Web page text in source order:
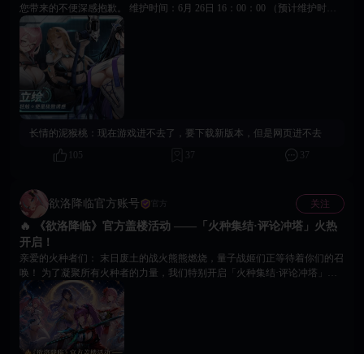
您带来的不便深感抱歉。 维护时间：6月 26日 16：00：00 （预计维护时长4
小时，恢复时间将根据实际进度动态调整） 更新内容如下： 1.修复优化部分
玩家在游戏更新后卡在CG动画界面的问题，提升加载流畅度； 2.优化获取
游戏更新资源后闪退的问题，减少异常崩溃； 3.修复关卡界面战斗数据显示
异常的问题，确保数据准确展示； 4.修复部分玩家反馈的宠物消失问题，宠
物将正常显示与互动； 5.优化部分战斗玩法中0伤害和掉落奖励异常的问
题，提升战斗体验； 6.优化邮件内容字数过多时显示超框的问题，阅读体验
更舒适； 7.修复新玩家登录时游戏场景空白的问题，确保正常进入游戏； 8.
关注社群，游戏后续咨询快人一步： 玩家交流4群：1059083108 玩家交流5
群：1059086898 玩家交流6群：1056098479 Telegram：https://t.me/eroeragame
长情的泥猴桃： 现在游戏进不去了，要下载新版本，但是网页进不去
105
37 37
欲洛降临官方账号 官方 关注
🔥 《欲洛降临》官方盖楼活动 ——「火种集结·评论冲塔」火热
开启！
亲爱的火种者们： 末日废土的战火熊熊燃烧，量子战姬们正等待着你们的召
唤！ 为了凝聚所有火种者的力量，我们特别开启「火种集结·评论冲塔」大
型社区互动活动！ 快来评论区盖楼，一起冲击高塔，见证属于我们的集体荣
耀吧！ 【活动时间】 2026年7月15日 — 8月15日 【参与方式】 👉🏻在本活动
帖评论区 直接回复以下格式即可：「区服 + 角色ID」示例：欲界天宫+
1234567 👉🏻每个角色仅能参与一次（以最早一次有效回复为准） 大家可以使
用自己不同的角色积极盖楼，展现火种者的热情与团结！ 【阶梯冲塔奖励】